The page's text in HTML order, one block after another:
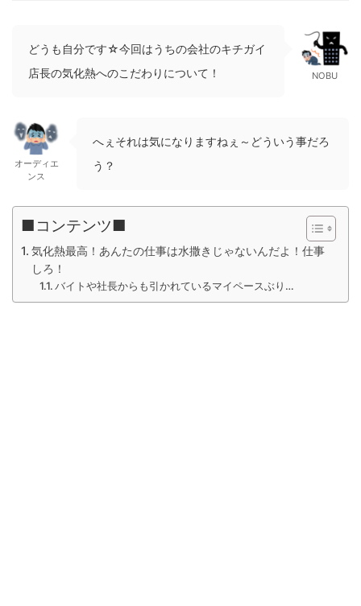
どうも自分です☆今回はうちの会社のキチガイ
店長の気化熱へのこだわりについて！
NOBU
オーディエ
ンス
へぇそれは気になりますねぇ～どういう事だろ
う？
■コンテンツ■
気化熱最高！あんたの仕事は水撒きじゃないんだよ！仕事
しろ！
バイトや社長からも引かれているマイペースぶり…